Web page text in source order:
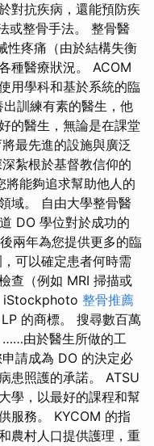
對抗疾病，還能預防疾
或整骨手法。 整骨醫
性疼痛（由於結構失衡
種醫療狀況。 ACOM
用學科和基於系統的臨
訓練有素的醫生，他
的醫生，無論是在課堂
最先進的設施與廣泛
紮根於基督教信仰的
將能夠追求幫助他人的
域。 自由大學整骨醫
DO 學位對於成功的
兩年為您提供更多的臨
可以確定患者何時需
查（例如 MRI 掃描或
iStockphoto 整骨推薦
的商標。 搜尋數百萬
……由於醫生所做的工
請成為 DO 的決定必
患照護的承諾。 ATSU
學，以最好的課程和幫
服務。 KYCOM 的指
農村人口提供護理，重